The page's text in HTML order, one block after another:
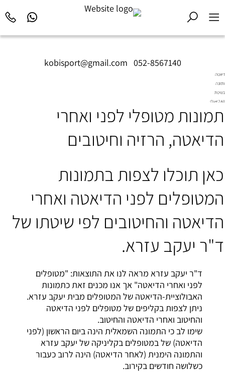
kobisport@gmail.com 052-8567140
דיאטה
ותזונה
בשיטת
Diet2All:
שמאחורי
המושלם.
תמונות מטופלי לפני ואחרי
הדיאטה, הרזיה וחיטובים
כאן תוכלו לצפות בתמונות
המטופלים לפני הדיאטה ואחרי
הדיאטה והחיטובים לפי שיטתו של
ד"ר יעקב עזרא.
ד"ר יעקב עזרא מראה לנו את התוצאות: "מטופלים
לפני ואחרי הדיאטה" אך אנו מכנים זאת כתמונות
האבולוציית-הדיאטה של המטופלים מבית יעקב עזרא.
ניתן לצפות בקליפים של מטופלים לפני הדיאטה
והחיטוב ואחרי הדיאטה והחיטוב.
שימו לב כי התמונה השמאלית הינה ביום הראשון (לפני
הדיאטה) של במטופלים בקליניקה של יעקב עזרא
והתמונה הימנית (לאחר הדיאטה) הינה לרוב כעבור
כשלושה חודשים בקירוב.